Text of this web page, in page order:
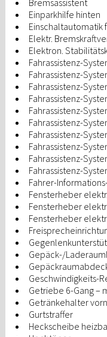
Einparkhilfe hinten
Einschaltautomatik
Elektr.
Elektron.
Fahrassistenz-
Fahrassistenz-
Fahrassistenz-
Fahrassistenz-
Fahrassistenz-
Fahrassistenz-
Fahrassistenz-
Fahrassistenz-
Fahrassistenz-
Fahrassistenz-
Fahrer-
Fensterheber
Fensterheber
Fensterheber
Gepäck-/
Geschwindigkeits-
Getriebe 6-Gang –
Getränkehalter vorn
Gurtstraffer
Heckscheibe